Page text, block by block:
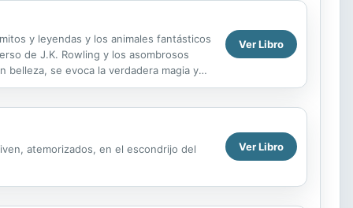
y leyendas y los animales fantásticos
de J.K. Rowling y los asombrosos
belleza, se evoca la verdadera magia y
Ver Libro
atemorizados, en el escondrijo del Ver Libro